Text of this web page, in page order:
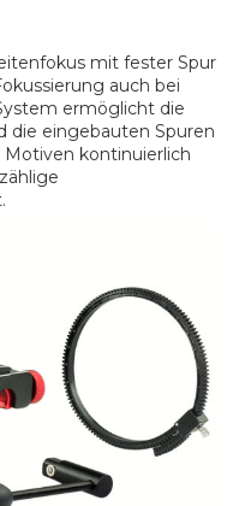
mit fester Spur
auch bei
ermöglicht die
die eingebauten Spuren
Motiven kontinuierlich